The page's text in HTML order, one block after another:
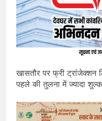
खासतौर पर फ्री ट्रांजेक्शन
पहले की तुलना में ज्यादा